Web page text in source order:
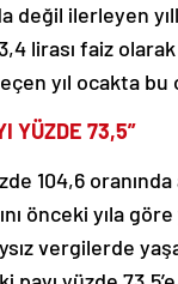
değil ilerleyen
lirası faiz
yıl ocakta
YÜZDE 73,5”
104,6
önceki yıla
vergilerde